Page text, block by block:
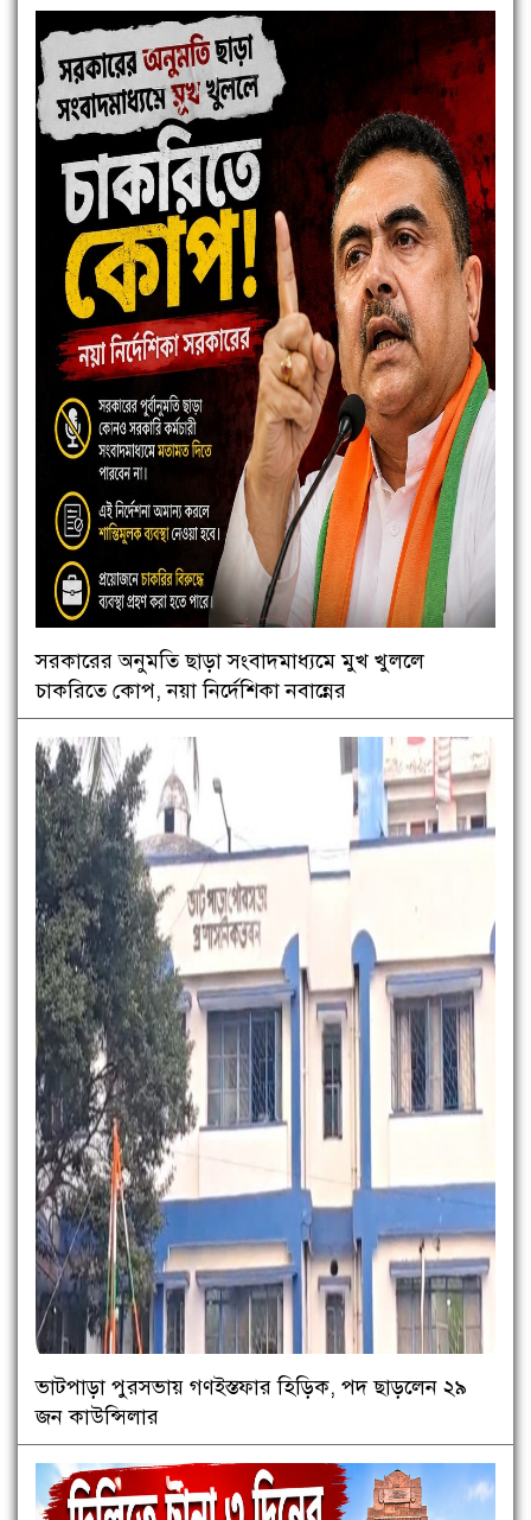
সরকারের অনুমতি ছাড়া সংবাদমাধ্যমে মুখ খুললে
চাকরিতে কোপ, নয়া নির্দেশিকা নবান্নের
ভাটপাড়া পুরসভায় গণইস্তফার হিড়িক, পদ ছাড়লেন ২৯
জন কাউন্সিলার